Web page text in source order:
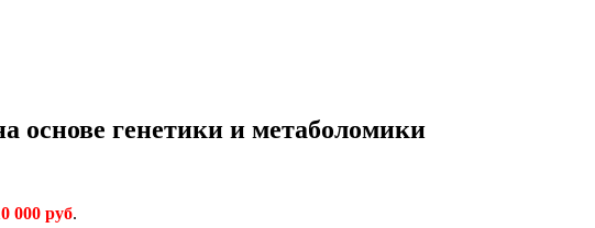
основе генетики и метаболомики
000 руб.